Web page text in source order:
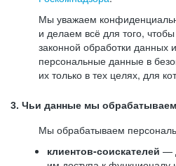
Мы уважаем
и делаем всё для того,
законной обработки данных
персональные данные в
их только в тех целях, для
3. Чьи данные мы обрабатываем
Мы обрабатываем
клиентов-соискателей —